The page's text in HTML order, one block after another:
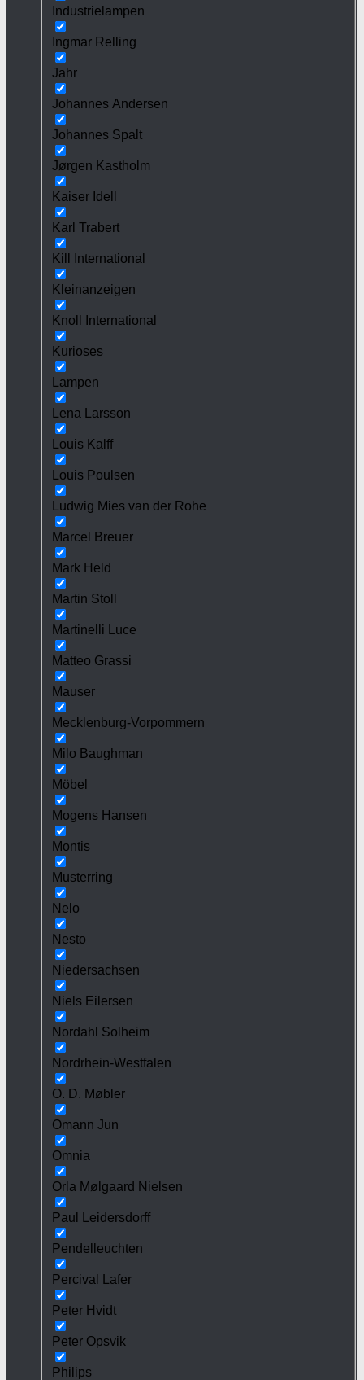
Industrielampen
Ingmar Relling
Jahr
Johannes Andersen
Johannes Spalt
Jørgen Kastholm
Kaiser Idell
Karl Trabert
Kill International
Kleinanzeigen
Knoll International
Kurioses
Lampen
Lena Larsson
Louis Kalff
Louis Poulsen
Ludwig Mies van der Rohe
Marcel Breuer
Mark Held
Martin Stoll
Martinelli Luce
Matteo Grassi
Mauser
Mecklenburg-Vorpommern
Milo Baughman
Möbel
Mogens Hansen
Montis
Musterring
Nelo
Nesto
Niedersachsen
Niels Eilersen
Nordahl Solheim
Nordrhein-Westfalen
O. D. Møbler
Omann Jun
Omnia
Orla Mølgaard Nielsen
Paul Leidersdorff
Pendelleuchten
Percival Lafer
Peter Hvidt
Peter Opsvik
Philips